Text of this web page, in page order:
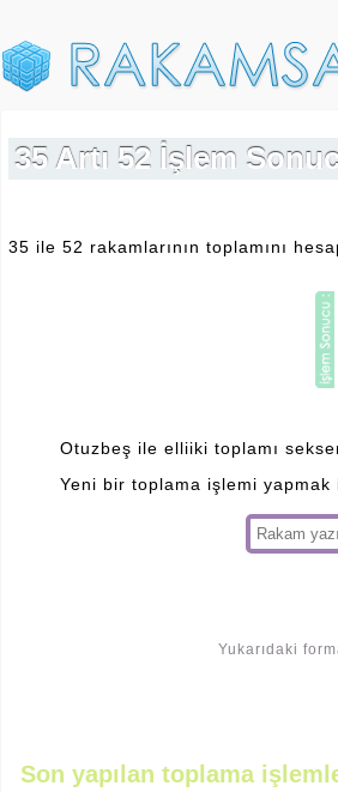
35 Artı 52 İşlem
35 ile 52 rakamlarının toplamını
Otuzbeş ile elliiki toplamı
Yeni bir toplama işlemi yapmak
Yukarıdaki
Son yapılan toplama